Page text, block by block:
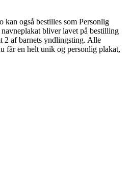
kan også bestilles som Personlig
bliver lavet på bestilling
2 af barnets yndlingsting. Alle
får en helt unik og personlig plakat,